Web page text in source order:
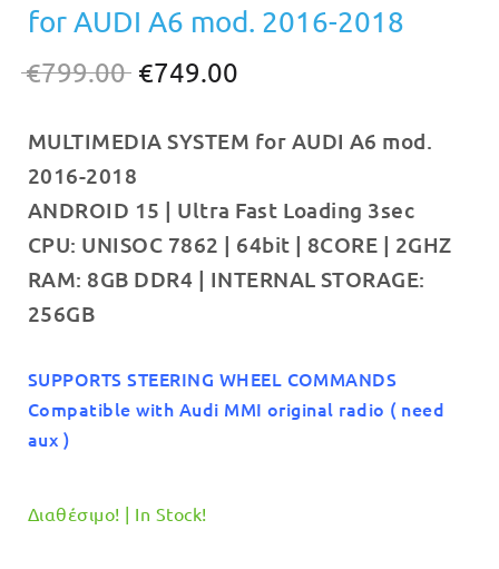
for AUDI A6 mod. 2016-2018
€799.00 Original
was:
€749.00
τιμή
€749.00.
MULTIMEDIA SYSTEM for AUDI A6 mod.
2016-2018
ANDROID 15 | Ultra Fast Loading 3sec
CPU: UNISOC 7862 | 64bit | 8CORE | 2GHZ
RAM: 8GB DDR4 | INTERNAL STORAGE:
256GB
SUPPORTS STEERING WHEEL COMMANDS
Compatible with Audi MMI original radio ( need
aux )
Διαθέσιμο! | In Stock!